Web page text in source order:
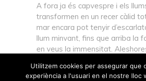
A fora ja és capvespre i els
transformen en un recer càlid tot
mar encara pot tenyir
llum minvant, fins que arriba la
en veus la immensitat.
interior s’emmiralla i es torna
Utilitzem cookies per assegurar que
experiència a l'usuari en el nostre lloc